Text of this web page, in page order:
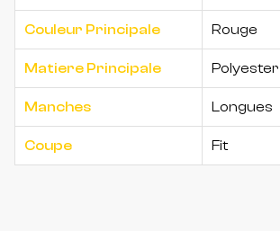
Couleur Principale Rouge
Matiere Principale Polyester
Manches Longues
Coupe Fit